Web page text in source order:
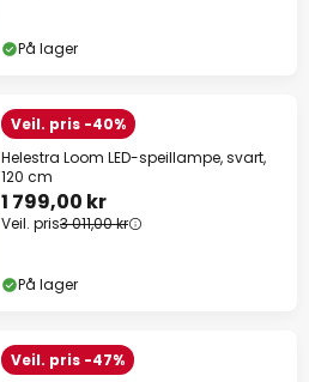
På lager
Veil. pris -40%
Helestra Loom LED-speillampe, svart,
120 cm
1 799,00 kr
Veil. pris3 011,00 kr
På lager
Veil. pris -47%